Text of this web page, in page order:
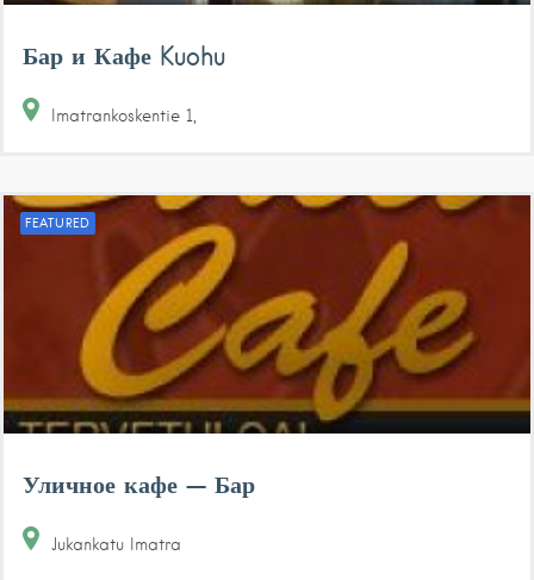
Бар и Кафе Kuohu
Imatrankoskentie 1
FEATURED
Уличное кафе — Бар
Jukankatu Imatra